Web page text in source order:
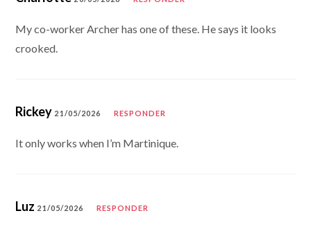
My co-worker Archer has one of these. He says it looks
crooked.
Rickey 21/05/2026 RESPONDER
It only works when I’m Martinique.
Luz 21/05/2026 RESPONDER